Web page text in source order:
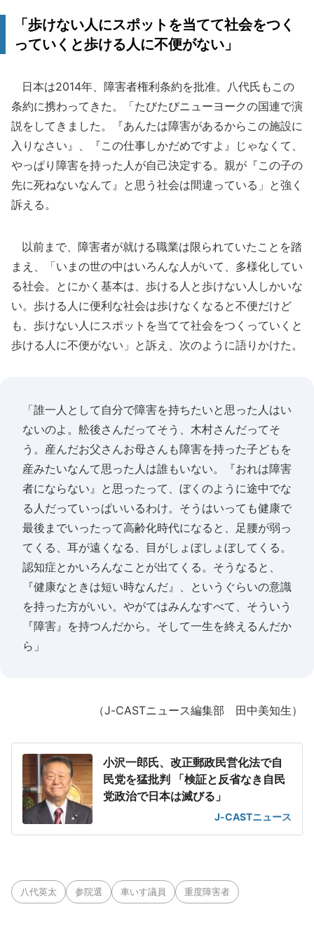
「歩けない人にスポットを当てて社会をつく
っていくと歩ける人に不便がない」
日本は2014年、障害者権利条約を批准。八代氏もこの
条約に携わってきた。「たびたびニューヨークの国連で演
説をしてきました。『あんたは障害があるからこの施設に
入りなさい』、『この仕事しかだめですよ』じゃなくて、
やっぱり障害を持った人が自己決定する。親が『この子の
先に死ねないなんて』と思う社会は間違っている」と強く
訴える。
以前まで、障害者が就ける職業は限られていたことを踏
まえ、「いまの世の中はいろんな人がいて、多様化してい
る社会。とにかく基本は、歩ける人と歩けない人しかいな
い。歩ける人に便利な社会は歩けなくなると不便だけど
も、歩けない人にスポットを当てて社会をつくっていくと
歩ける人に不便がない」と訴え、次のように語りかけた。
「誰一人として自分で障害を持ちたいと思った人はい
ないのよ。舩後さんだってそう、木村さんだってそ
う。産んだお父さんお母さんも障害を持った子どもを
産みたいなんて思った人は誰もいない。『おれは障害
者にならない』と思ったって、ぼくのように途中でな
る人だっていっぱいいるわけ。そうはいっても健康で
最後までいったって高齢化時代になると、足腰が弱っ
てくる、耳が遠くなる、目がしょぼしょぼしてくる。
認知症とかいろんなことが出てくる。そうなると、
『健康なときは短い時なんだ』、というぐらいの意識
を持った方がいい。やがてはみんなすべて、そういう
『障害』を持つんだから。そして一生を終えるんだか
ら」
（J-CASTニュース編集部 田中美知生）
小沢一郎氏、改正郵政民営化法で自
民党を猛批判 「検証と反省なき自民
党政治で日本は滅びる」
J-CASTニュース
八代英太 参院選 車いす議員 重度障害者